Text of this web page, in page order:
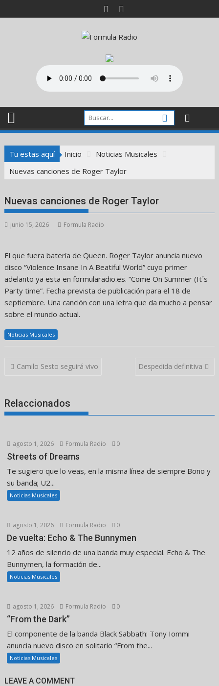
al
Tu estas aquí Inicio
Noticias Musicales
Nuevas canciones de Roger Taylor
Nuevas canciones de Roger Taylor
junio 15, 2026 Formula Radio
El que fuera batería de Queen. Roger Taylor anuncia nuevo
disco “Violence Insane In A Beatiful World” cuyo primer
adelanto ya esta en formularadio.es. “Come On Summer (It´s
Party time”. Fecha prevista de publicación para el 18 de
septiembre. Una canción con una letra que da mucho a pensar
sobre el mundo actual.
Noticias Musicales
Navegación
Camilo Sesto seguirá vivo Despedida definitiva
Relaccionados
agosto 1, 2026 Formula Radio 0
Streets of Dreams
Te sugiero que lo veas, en la misma línea de siempre Bono y
su banda; U2...
Noticias Musicales
agosto 1, 2026 Formula Radio 0
De vuelta: Echo & The Bunnymen
12 años de silencio de una banda muy especial. Echo & The
Bunnymen, la formación de...
Noticias Musicales
agosto 1, 2026 Formula Radio 0
“From the Dark”
El componente de la banda Black Sabbath: Tony Iommi
anuncia nuevo disco en solitario “From the...
Noticias Musicales
LEAVE A COMMENT